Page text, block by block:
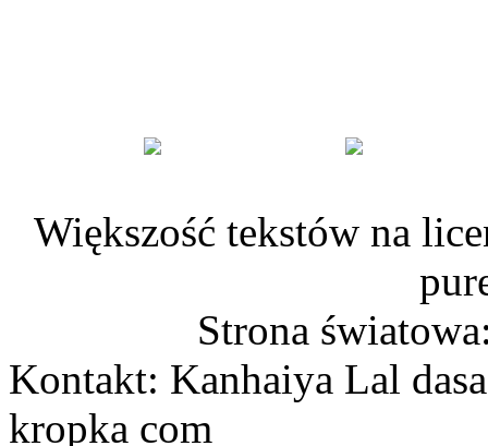
Większość tekstów na
Strona
Kontakt: Kanhaiya Lal
kropka com